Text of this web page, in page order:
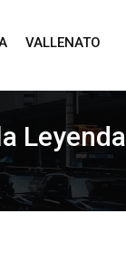
VALLENATO
Leyenda